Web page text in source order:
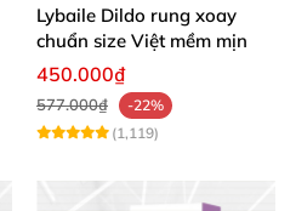
Lybaile Dildo rung xoay
chuẩn size Việt mềm mịn
450.000₫
577.000₫
-22%
(1,119)